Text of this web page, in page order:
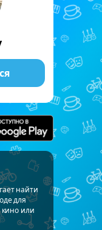
найти
для
кино или